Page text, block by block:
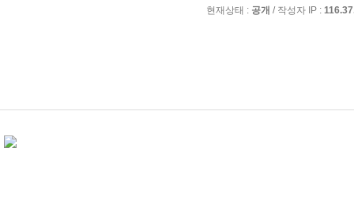
현재상태 : 공개 / 작성자 IP :